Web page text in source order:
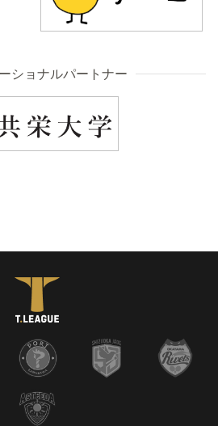
ショナルパートナー